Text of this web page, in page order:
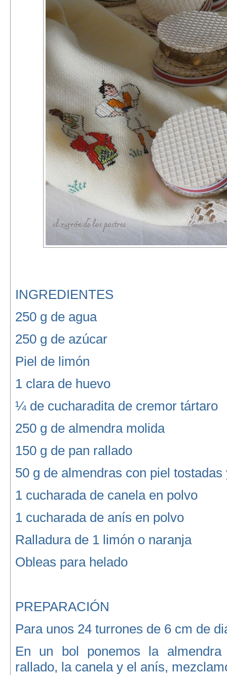
INGREDIENTES
250 g de agua
250 g de azúcar
Piel de limón
1 clara de huevo
¼ de cucharadita de cremor tártaro
250 g de almendra molida
150 g de pan rallado
50 g de almendras con piel tostadas
1 cucharada de canela en polvo
1 cucharada de anís en polvo
Ralladura de 1 limón o naranja
Obleas para helado
PREPARACIÓN
Para unos 24 turrones de 6 cm de
En un bol ponemos la
rallado, la canela y el anís,